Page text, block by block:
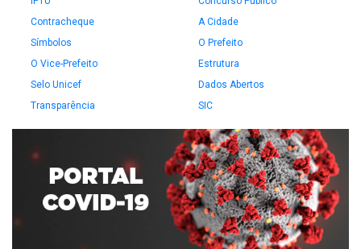
Contracheque
A Cidade
Símbolos
O Prefeito
O Vice-Prefeito
Estrutura
Selo Unicef
Dados Abertos
Transparência
SIC